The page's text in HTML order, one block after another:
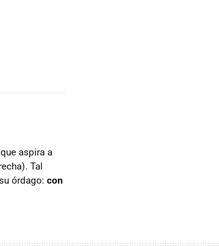
que aspira a
Tal
órdago: con